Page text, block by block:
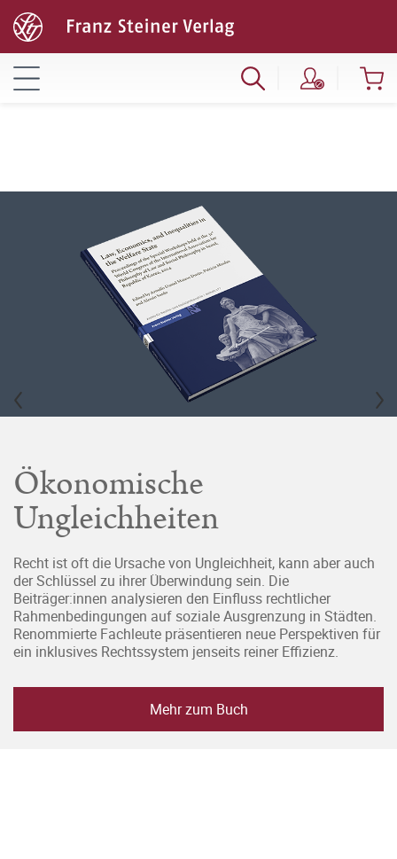
Ökonomische
Ungleichheiten
Recht ist oft die Ursache von Ungleichheit, kann aber auch
der Schlüssel zu ihrer Überwindung sein. Die
Beiträger:innen analysieren den Einfluss rechtlicher
Rahmenbedingungen auf soziale Ausgrenzung in Städten.
Renommierte Fachleute präsentieren neue Perspektiven für
ein inklusives Rechtssystem jenseits reiner Effizienz.
Mehr zum Buch